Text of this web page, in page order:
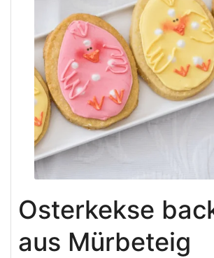
Osterkekse
aus Mürbeteig